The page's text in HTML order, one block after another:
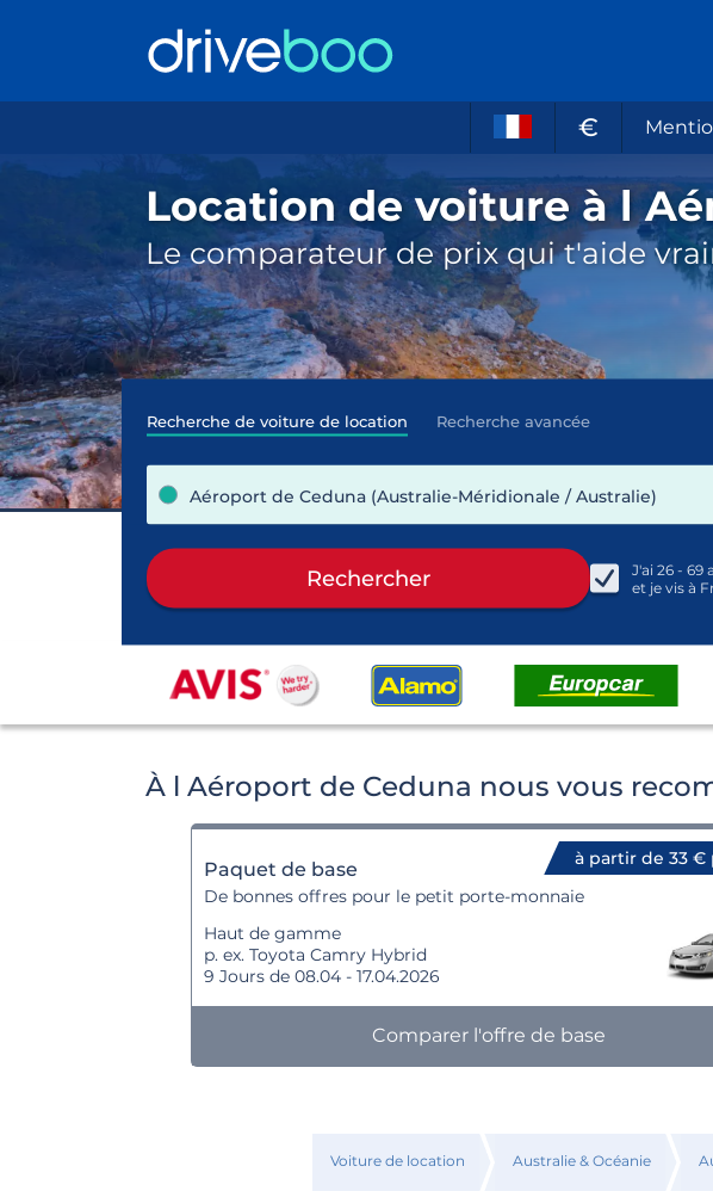
€
Location de voiture à l
Le comparateur de prix qui t'aide
Recherche de voiture de location Recherche avancée
Aéroport de Ceduna (Australie-Méridionale / Australie)
J'ai 26 - 69
et je vis à
Rechercher
À l Aéroport de Ceduna nous vous
à partir de 33 €
Paquet de base
De bonnes offres pour le petit porte-monnaie
Haut de gamme
p. ex. Toyota Camry Hybrid
9 Jours de 08.04 - 17.04.2026
Comparer l'offre de base
Voiture de location Australie & Océanie